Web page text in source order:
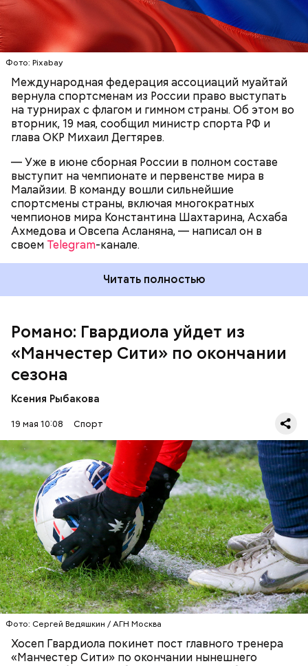
Фото: Pixabay
Международная федерация ассоциаций муайтай
вернула спортсменам из России право выступать
на турнирах с флагом и гимном страны. Об этом во
вторник, 19 мая, сообщил министр спорта РФ и
глава ОКР Михаил Дегтярев.
— Уже в июне сборная России в полном составе
выступит на чемпионате и первенстве мира в
Малайзии. В команду вошли сильнейшие
спортсмены страны, включая многократных
чемпионов мира Константина Шахтарина, Асхаба
Ахмедова и Овсепа Асланяна, — написал он в
своем Telegram-канале.
20 федерациях.
Читать полностью
РОССИЯ
Романо: Гвардиола уйдет из
«Манчестер Сити» по окончании
сезона
Ксения Рыбакова
19 мая 10:08 Спорт
Фото: Сергей Ведяшкин / АГН Москва
Хосеп Гвардиола покинет пост главного тренера
«Манчестер Сити» по окончании нынешнего
По информации Романо, на этот пост будет
поставлен бывший тренер «Челси» Энцо Мареска.
18 мая стало известно, что португальский тренер
Жозе Моуриньюназначен главным тренером
клуба
«Реал Мадрид». Стороны заключили контракт,
действующий до лета 2028 года, сделка
полностью завершена.
Представители хХорватского футбольного союза
сообщили, что 40-летний игрок вошел в заявку
сборной на турнир.
ФУТБОЛ МАНЧЕСТЕР ЖУРНАЛИСТЫ